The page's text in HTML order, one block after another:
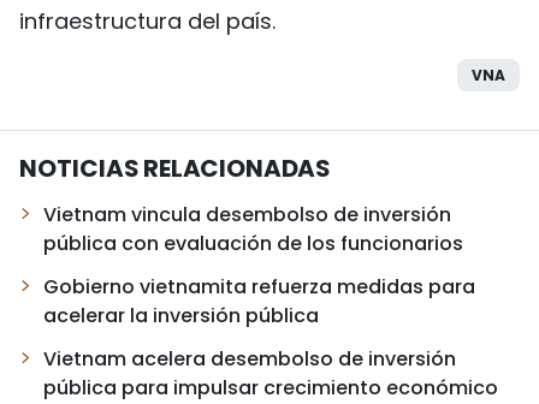
infraestructura del país.
VNA
NOTICIAS RELACIONADAS
Vietnam vincula desembolso de inversión
pública con evaluación de los funcionarios
Gobierno vietnamita refuerza medidas para
acelerar la inversión pública
Vietnam acelera desembolso de inversión
pública para impulsar crecimiento económico